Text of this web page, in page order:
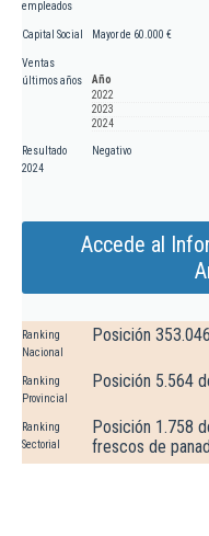
empleados
Capital Social Mayor de 60.000 €
Ventas
últimos años
Año
2022
2023
2024
Resultado
2024
Negativo
Accede al
Ranking
Nacional
Posición 353.046
Ranking
Provincial
Posición 5.564
Ranking
Sectorial
Posición 1.758
frescos de